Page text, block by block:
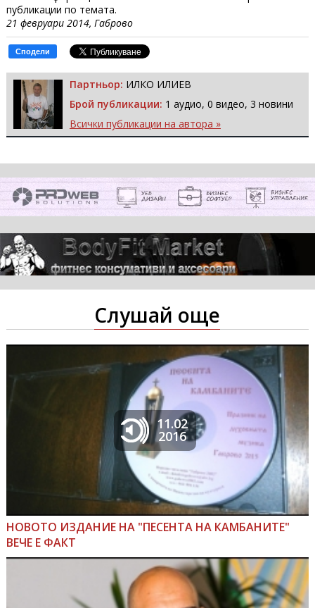
публикации по темата.
21 февруари2014, Габрово
Сподели
Партньор: ИЛКО ИЛИЕВ
Брой публикации: 1 аудио, 0 видео, 3 новини
Всички публикации на автора »
Слушай още
11.02
2016
НОВОТО ИЗДАНИЕ НА "ПЕСЕНТА НА КАМБАНИТЕ"
ВЕЧЕ Е ФАКТ